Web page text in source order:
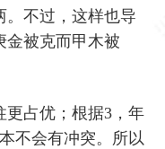
。不过，这样也导
金被克而甲木被
更占优；根据3，年
不会有冲突。所以